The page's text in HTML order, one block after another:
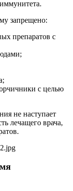
запрещено:
препаратов с
с целью
не наступает
лечащего врача,